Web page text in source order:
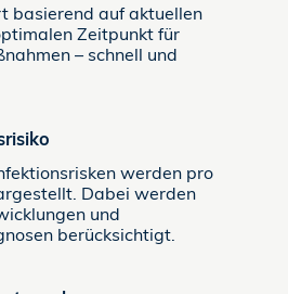
basierend auf aktuellen
Zeitpunkt für
– schnell und
werden pro
Dabei werden
und
berücksichtigt.